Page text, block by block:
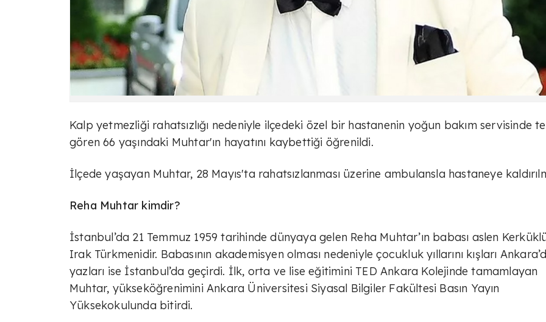
Kalp yetmezliği rahatsızlığı nedeniyle ilçedeki özel bir hastanenin yoğun bakım servisinde
gören 66 yaşındaki Muhtar'ın hayatını kaybettiği öğrenildi.
İlçede yaşayan Muhtar, 28 Mayıs'ta rahatsızlanması üzerine ambulansla hastaneye
Reha Muhtar kimdir?
İstanbul’da 21 Temmuz 1959 tarihinde dünyaya gelen Reha Muhtar’ın babası aslen
Irak Türkmenidir. Babasının akademisyen olması nedeniyle çocukluk yıllarını kışları
yazları ise İstanbul’da geçirdi. İlk, orta ve lise eğitimini TED Ankara Kolejinde tamamlayan
Muhtar, yükseköğrenimini Ankara Üniversitesi Siyasal Bilgiler Fakültesi Basın Yayın
Yüksekokulunda bitirdi.